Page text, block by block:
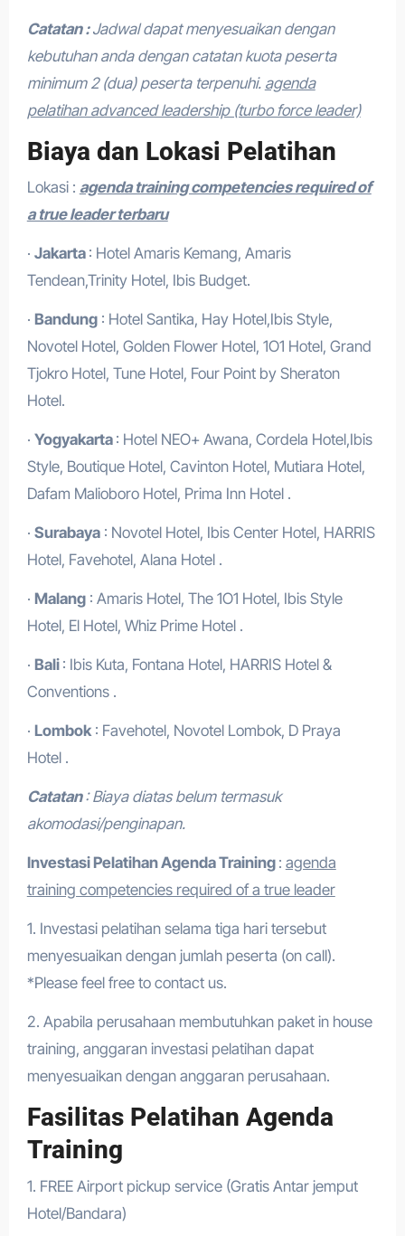
Catatan :Jadwal dapat menyesuaikan dengan
kebutuhan anda dengan catatan kuota peserta
minimum 2 (dua) peserta terpenuhi. agenda
pelatihan advanced leadership (turbo force leader)
Biaya dan Lokasi Pelatihan
Lokasi : agenda training competencies required of
a true leader terbaru
· Jakarta : Hotel Amaris Kemang, Amaris
Tendean,Trinity Hotel, Ibis Budget.
· Bandung: Hotel Santika, Hay Hotel,Ibis Style,
Novotel Hotel, Golden Flower Hotel, 1O1 Hotel, Grand
Tjokro Hotel, Tune Hotel, Four Point by Sheraton
Hotel.
· Yogyakarta : Hotel NEO+ Awana, Cordela Hotel,Ibis
Style, Boutique Hotel, Cavinton Hotel, Mutiara Hotel,
Dafam Malioboro Hotel, Prima Inn Hotel .
· Surabaya: Novotel Hotel, Ibis Center Hotel, HARRIS
Hotel, Favehotel, Alana Hotel .
· Malang: Amaris Hotel, The 1O1 Hotel, Ibis Style
Hotel, El Hotel, Whiz Prime Hotel .
· Bali : Ibis Kuta, Fontana Hotel, HARRIS Hotel &
Conventions .
· Lombok: Favehotel, Novotel Lombok, D Praya
Hotel .
Catatan: Biaya diatas belum termasuk
akomodasi/penginapan.
Investasi Pelatihan Agenda Training : agenda
training competencies required of a true leader
1. Investasi pelatihan selama tiga hari tersebut
menyesuaikan dengan jumlah peserta (on call).
*Please feel free to contact us.
2. Apabila perusahaan membutuhkan paket in house
training, anggaran investasi pelatihan dapat
menyesuaikan dengan anggaran perusahaan.
Fasilitas Pelatihan Agenda
Training
1. FREE Airport pickup service (Gratis Antar jemput
Hotel/Bandara)